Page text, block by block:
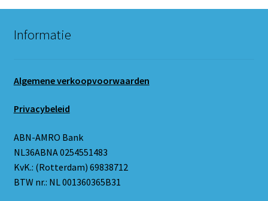
Informatie
Algemene verkoopvoorwaarden
Privacybeleid
ABN-AMRO Bank
NL36ABNA 0254551483
KvK.: (Rotterdam) 69838712
BTW nr.: NL 001360365B31